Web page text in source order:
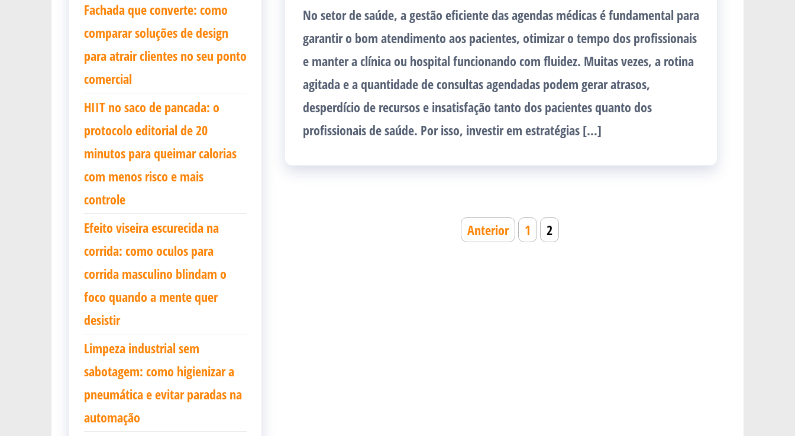
No setor de saúde, a gestão eficiente das agendas médicas é fundamental para
garantir o bom atendimento aos pacientes, otimizar o tempo dos profissionais
e manter a clínica ou hospital funcionando com fluidez. Muitas vezes, a rotina
agitada e a quantidade de consultas agendadas podem gerar atrasos,
desperdício de recursos e insatisfação tanto dos pacientes quanto dos
profissionais de saúde. Por isso, investir em estratégias […]
Anterior 1 2
Fachada que converte: como
comparar soluções de design
para atrair clientes no seu ponto
comercial
HIIT no saco de pancada: o
protocolo editorial de 20
minutos para queimar calorias
com menos risco e mais
controle
Efeito viseira escurecida na
corrida: como oculos para
corrida masculino blindam o
foco quando a mente quer
desistir
Limpeza industrial sem
sabotagem: como higienizar a
pneumática e evitar paradas na
automação